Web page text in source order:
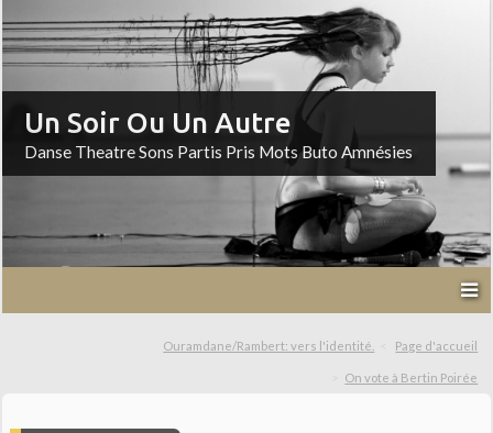
Un Soir Ou Un Autre
Danse Theatre Sons Partis Pris Mots Buto Amnésies
Ouramdane/Rambert: vers l'identité. Page d'accueil
On vote à Bertin Poirée